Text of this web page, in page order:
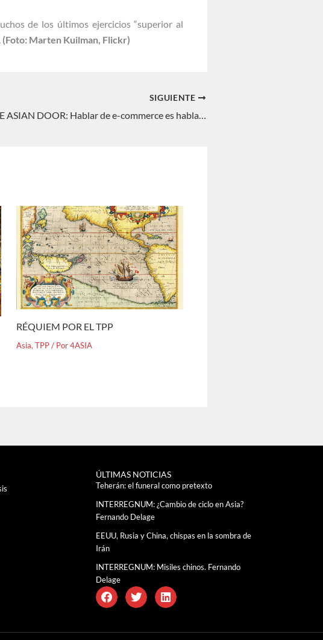
de los últimos ejercicios “superior al
(Foto: Marten Kuilman, Flickr)
SIGUIENTE
THE ASIAN DOOR: Hablar de e-commerce es hablar de China. Águeda Parra
RÉQUIEM POR EL TPP
Asia,TPP/ Por4ASIA
ÚLTIMAS NOTICIAS
Teherán: el funeral como pretexto
INTERREGNUM: ¿Cambio de ciclo en Asia?
Fernando Delage
EEUU, Rusia y China, chispas en la sombra de
Irán
INTERREGNUM: Misiles chinos. Fernando
Delage